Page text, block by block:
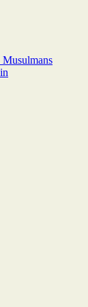
Musulmans